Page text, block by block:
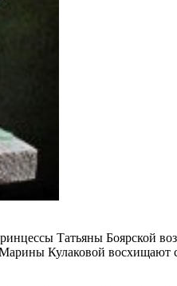
Татьяны Боярской
Кулаковой